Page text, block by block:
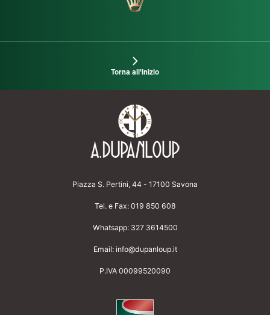
Torna all'inizio
Piazza S. Pertini, 44 - 17100 Savona
Tel. e Fax: 019 850 608
Whatsapp: 327 3614500
Email: info@dupanloup.it
P.IVA 00099520090